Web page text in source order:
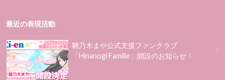
最近の表現活動
雛乃木まや公式支援ファンクラブ
「Hinanogi Famille」開設のお知らせ！